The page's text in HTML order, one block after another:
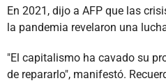
En 2021, dijo a AFP que las
la pandemia revelaron una
"El capitalismo ha cavado su
de repararlo", manifestó.